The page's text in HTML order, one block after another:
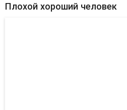
Плохой хороший человек